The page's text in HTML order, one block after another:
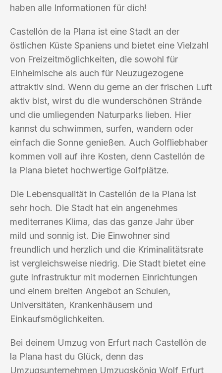
haben alle Informationen für dich!
Castellón de la Plana ist eine Stadt an der
östlichen Küste Spaniens und bietet eine Vielzahl
von Freizeitmöglichkeiten, die sowohl für
Einheimische als auch für Neuzugezogene
attraktiv sind. Wenn du gerne an der frischen Luft
aktiv bist, wirst du die wunderschönen Strände
und die umliegenden Naturparks lieben. Hier
kannst du schwimmen, surfen, wandern oder
einfach die Sonne genießen. Auch Golfliebhaber
kommen voll auf ihre Kosten, denn Castellón de
la Plana bietet hochwertige Golfplätze.
Die Lebensqualität in Castellón de la Plana ist
sehr hoch. Die Stadt hat ein angenehmes
mediterranes Klima, das das ganze Jahr über
mild und sonnig ist. Die Einwohner sind
freundlich und herzlich und die Kriminalitätsrate
ist vergleichsweise niedrig. Die Stadt bietet eine
gute Infrastruktur mit modernen Einrichtungen
und einem breiten Angebot an Schulen,
Universitäten, Krankenhäusern und
Einkaufsmöglichkeiten.
Bei deinem Umzug von Erfurt nach Castellón de
la Plana hast du Glück, denn das
Umzugsunternehmen Umzugskönig Wolf Erfurt